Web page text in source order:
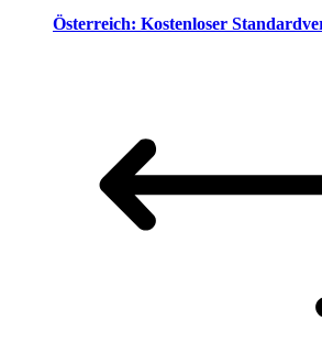
Österreich: Kostenloser